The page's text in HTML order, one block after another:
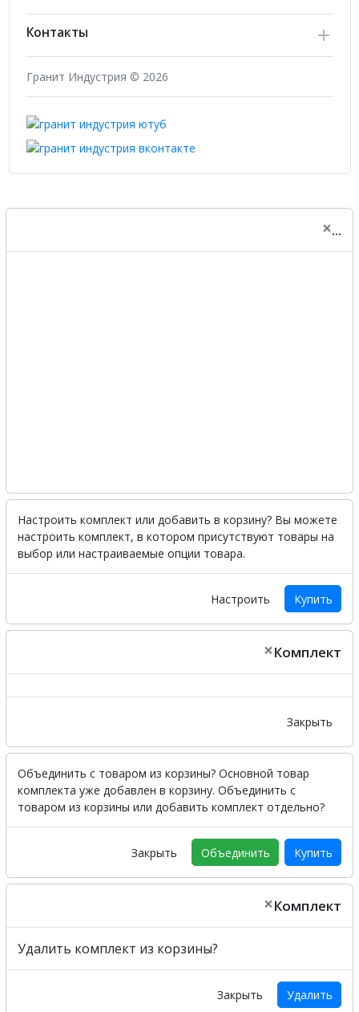
Контакты
Гранит Индустрия © 2026
×...
Настроить комплект или добавить в корзину? Вы можете
настроить комплект, в котором присутствуют товары на
выбор или настраиваемые опции товара.
Настроить Купить
×Комплект
Закрыть
Объединить с товаром из корзины? Основной товар
комплекта уже добавлен в корзину. Объединить с
товаром из корзины или добавить комплект отдельно?
Закрыть Объединить Купить
×Комплект
Удалить комплект из корзины?
Закрыть Удалить